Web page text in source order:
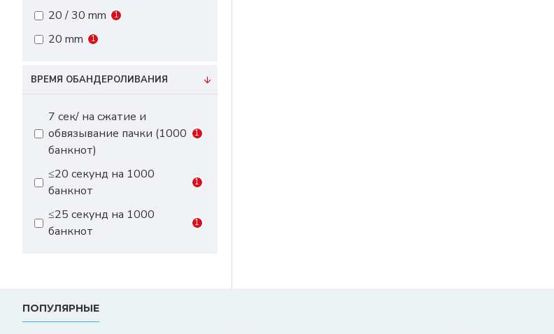
20 / 30 mm 1
20 mm 1
ВРЕМЯ ОБАНДЕРОЛИВАНИЯ
7 сек/ на сжатие и
обвязывание пачки (1000
банкнот)
1
≤20 секунд на 1000
банкнот
1
≤25 секунд на 1000
банкнот
1
ПОПУЛЯРНЫЕ